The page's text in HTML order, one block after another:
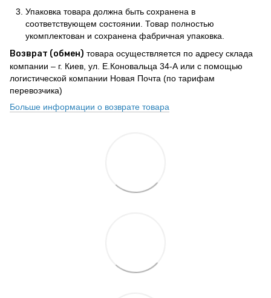
Упаковка товара должна быть сохранена в
соответствующем состоянии. Товар полностью
укомплектован и сохранена фабричная упаковка.
Возврат (обмен) товара осуществляется по адресу склада
компании – г. Киев, ул. Е.Коновальца 34-А или с помощью
логистической компании Новая Почта (по тарифам
перевозчика)
Больше информации о возврате товара